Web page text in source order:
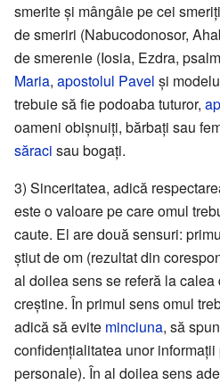
smerite și mângâie pe cei
de smeriri (Nabucodonosor,
de smerenie (Iosia, Ezdra,
Maria, apostolul Pavel și
trebuie să fie podoaba tuturor,
oameni obișnuiți, bărbați sau
săraci sau bogați.
3) Sinceritatea, adică
este o valoare pe care omul
caute. El are două sensuri:
știut de om (rezultat din
al doilea sens se referă la calea
creștine. În primul sens omul
adică să evite minciuna, să
confidențialitatea unor
personale). În al doilea sens